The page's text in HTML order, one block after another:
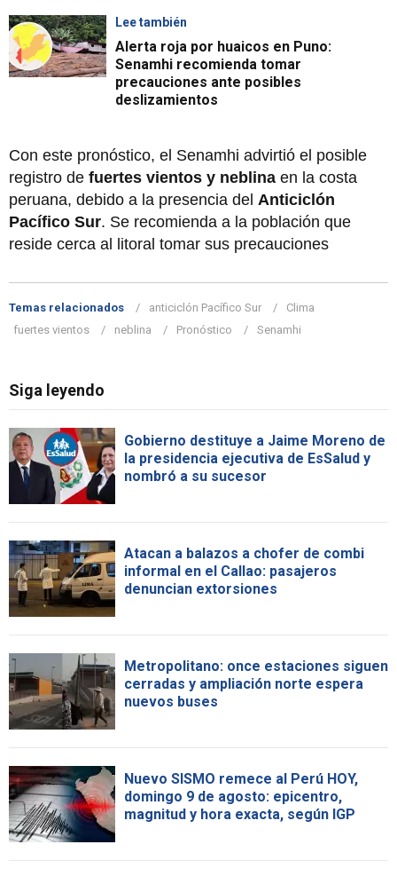
Lee también
Alerta roja por huaicos en Puno:
Senamhi recomienda tomar
precauciones ante posibles
deslizamientos
Con este pronóstico, el Senamhi advirtió el posible
registro de fuertes vientos y neblina en la costa
peruana, debido a la presencia del Anticiclón
Pacífico Sur. Se recomienda a la población que
reside cerca al litoral tomar sus precauciones
Temas relacionados anticiclón Pacífico Sur
Clima
fuertes vientos
neblina Pronóstico Senamhi
Siga leyendo
Gobierno destituye a Jaime Moreno de
la presidencia ejecutiva de EsSalud y
nombró a su sucesor
Atacan a balazos a chofer de combi
informal en el Callao: pasajeros
denuncian extorsiones
Metropolitano: once estaciones siguen
cerradas y ampliación norte espera
nuevos buses
Nuevo SISMO remece al Perú HOY,
domingo 9 de agosto: epicentro,
magnitud y hora exacta, según IGP